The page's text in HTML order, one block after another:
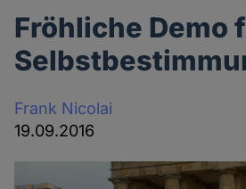
Fröhliche Demo
Frank Nicolai
19.09.2016